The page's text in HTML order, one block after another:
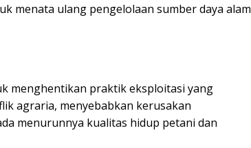
menata ulang pengelolaan sumber daya alam
menghentikan praktik eksploitasi yang
agraria, menyebabkan kerusakan
menurunnya kualitas hidup petani dan